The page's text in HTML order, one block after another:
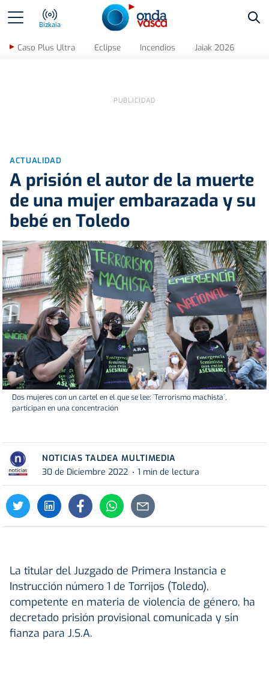
Bizkaia
Caso Plus Ultra Eclipse Incendios Jaiak 2026
ACTUALIDAD
A prisión el autor de la muerte
de una mujer embarazada y su
bebé en Toledo
Dos mujeres con un cartel en el que se lee: `Terrorismo machista´,
participan en una concentración
NOTICIAS TALDEA MULTIMEDIA
30 de Diciembre 2022
1 min de lectura
La titular del Juzgado de Primera Instancia e
Instrucción número 1 de Torrijos (Toledo),
competente en materia de violencia de género, ha
decretado prisión provisional comunicada y sin
fianza para J.S.A.